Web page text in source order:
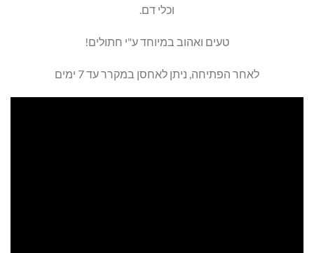
וכלי דם.
טעים ואהוב במיוחד ע"י חתולים!
לאחר הפתיחה, ניתן לאחסן במקרר עד 7 ימים